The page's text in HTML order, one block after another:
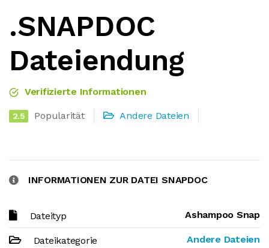
.SNAPDOC
Dateiendung
Verifizierte Informationen
2.5 Popularität Andere Dateien
INFORMATIONEN ZUR DATEI SNAPDOC
Dateityp Ashampoo Snap
Dateikategorie Andere Dateien